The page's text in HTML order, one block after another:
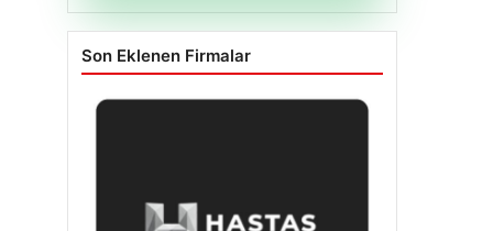
Son Eklenen Firmalar